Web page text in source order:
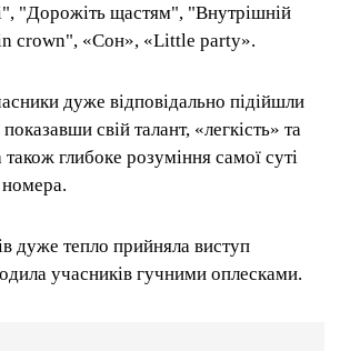
"Дорожіть щастям", "Внутрішній
crown", «Сон», «Little party».
дуже відповідально підійшли
свій талант, «легкість» та
також глибоке розуміння самої суті
дуже тепло прийняла виступ
учасників гучними оплесками.